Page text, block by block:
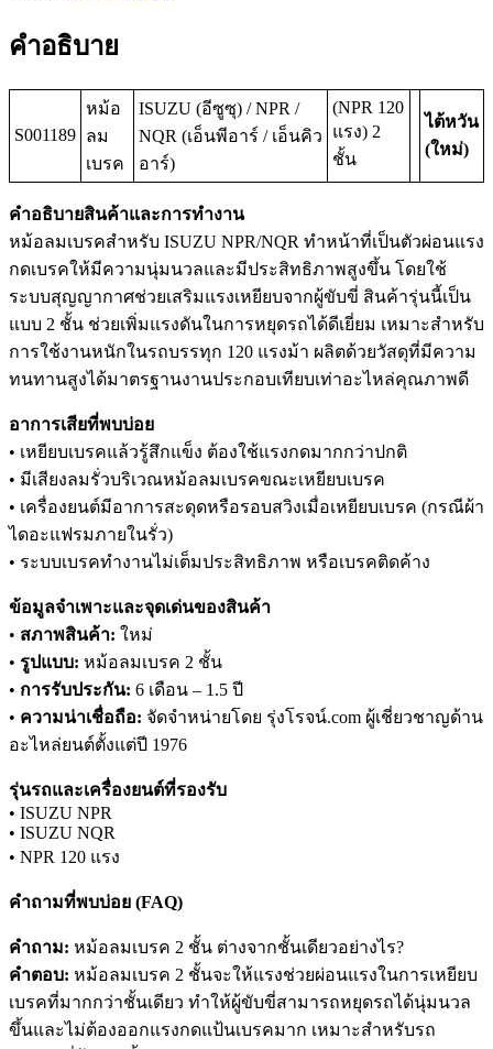
คำอธิบาย
S001189
หม้อ
ลม
เบรค
ISUZU (อีซูซุ) / NPR /
NQR (เอ็นพีอาร์ / เอ็นคิว
อาร์)
(NPR 120
แรง) 2
ชั้น
ไต้หวัน
(ใหม่)
คำอธิบายสินค้าและการทำงาน
หม้อลมเบรคสำหรับ ISUZU NPR/NQR ทำหน้าที่เป็นตัวผ่อนแรง
กดเบรคให้มีความนุ่มนวลและมีประสิทธิภาพสูงขึ้น โดยใช้
ระบบสุญญากาศช่วยเสริมแรงเหยียบจากผู้ขับขี่ สินค้ารุ่นนี้เป็น
แบบ 2 ชั้น ช่วยเพิ่มแรงดันในการหยุดรถได้ดีเยี่ยม เหมาะสำหรับ
การใช้งานหนักในรถบรรทุก 120 แรงม้า ผลิตด้วยวัสดุที่มีความ
ทนทานสูงได้มาตรฐานงานประกอบเทียบเท่าอะไหล่คุณภาพดี
อาการเสียที่พบบ่อย
• เหยียบเบรคแล้วรู้สึกแข็ง ต้องใช้แรงกดมากกว่าปกติ
• มีเสียงลมรั่วบริเวณหม้อลมเบรคขณะเหยียบเบรค
• เครื่องยนต์มีอาการสะดุดหรือรอบสวิงเมื่อเหยียบเบรค (กรณีผ้า
ไดอะแฟรมภายในรั่ว)
• ระบบเบรคทำงานไม่เต็มประสิทธิภาพ หรือเบรคติดค้าง
ข้อมูลจำเพาะและจุดเด่นของสินค้า
• สภาพสินค้า: ใหม่
• รูปแบบ: หม้อลมเบรค 2 ชั้น
• การรับประกัน: 6 เดือน – 1.5 ปี
• ความน่าเชื่อถือ: จัดจำหน่ายโดย รุ่งโรจน์.com ผู้เชี่ยวชาญด้าน
อะไหล่ยนต์ตั้งแต่ปี 1976
รุ่นรถและเครื่องยนต์ที่รองรับ
• ISUZU NPR
• ISUZU NQR
• NPR 120 แรง
คำถามที่พบบ่อย (FAQ)
คำถาม: หม้อลมเบรค 2 ชั้น ต่างจากชั้นเดียวอย่างไร?
คำตอบ: หม้อลมเบรค 2 ชั้นจะให้แรงช่วยผ่อนแรงในการเหยียบ
เบรคที่มากกว่าชั้นเดียว ทำให้ผู้ขับขี่สามารถหยุดรถได้นุ่มนวล
ขึ้นและไม่ต้องออกแรงกดแป้นเบรคมาก เหมาะสำหรับรถ